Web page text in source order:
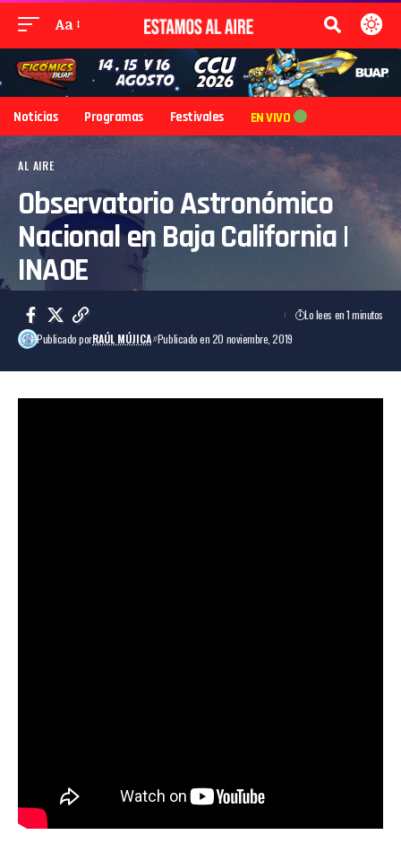
Aa
Noticias Programas Festivales EN VIVO
AL AIRE
Observatorio Astronómico
Nacional en Baja California |
INAOE
Publicado porRAÚL MÚJICA Publicado en 20 noviembre, 2019
Lo lees en 1 minutos